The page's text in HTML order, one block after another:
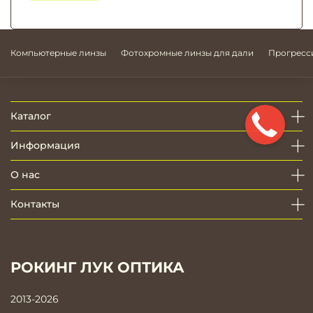
Компьютерные линзы Фотохромные линзы для дали
Каталог
Информация
О нас
Контакты
РОКИНГ ЛУК ОПТИКА
2013-2026